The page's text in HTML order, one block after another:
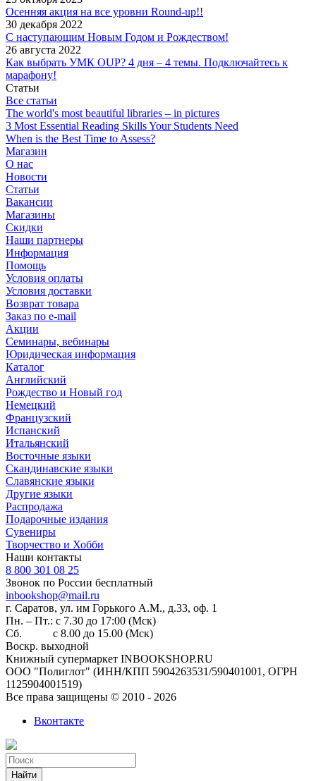
Осенняя акция на все уровни Round-up!!
30 декабря 2022
С наступающим Новым Годом и Рождеством!
26 августа 2022
Как выбрать УМК OUP? 4 дня – 4 темы. Подключайтесь к
марафону!
Статьи
Все статьи
The world's most beautiful libraries – in pictures
3 Most Essential Reading Skills Your Students Need
When is the Best Time to Assess?
Магазин
О нас
Новости
Статьи
Вакансии
Магазины
Скидки
Наши партнеры
Информация
Помощь
Условия оплаты
Условия доставки
Возврат товара
Заказ по e-mail
Акции
Семинары, вебинары
Юридическая информация
Каталог
Английский
Рождество и Новый год
Немецкий
Французский
Испанский
Итальянский
Восточные языки
Скандинавские языки
Славянские языки
Другие языки
Распродажа
Подарочные издания
Сувениры
Творчество и Хобби
Наши контакты
8 800 301 08 25
Звонок по России бесплатный
inbookshop@mail.ru
г. Саратов, ул. им Горького А.М., д.33, оф. 1
Пн. – Пт.: с 7.30 до 17:00 (Мск)
Сб. с 8.00 до 15.00 (Мск)
Воскр. выходной
Книжный супермаркет INBOOKSHOP.RU
ООО "Полиглот" (ИНН/КПП 5904263531/590401001, ОГРН
1125904001519)
Все права защищены © 2010 - 2026
Вконтакте
Найти